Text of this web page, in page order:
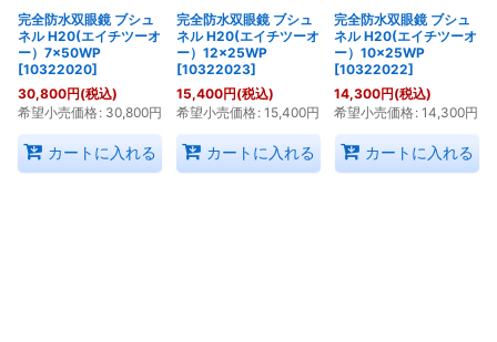
完全防水双眼鏡 ブシュ
ネル H20(エイチツーオ
ー）7×50WP
[10322020]
30,800円(税込)
希望小売価格: 30,800円
カートに入れる
完全防水双眼鏡 ブシュ
ネル H20(エイチツーオ
ー）12×25WP
[10322023]
15,400円(税込)
希望小売価格: 15,400円
カートに入れる
完全防水双眼鏡 ブシュ
ネル H20(エイチツーオ
ー）10×25WP
[10322022]
14,300円(税込)
希望小売価格: 14,300円
カートに入れる